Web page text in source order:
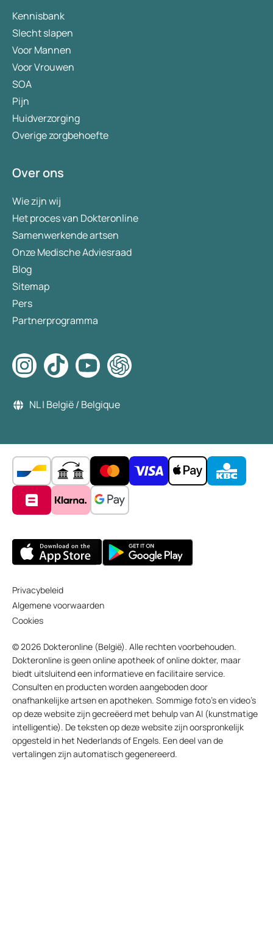
Kennisbank
Slecht slapen
Voor Mannen
Voor Vrouwen
SOA
Pijn
Huidverzorging
Overige zorgbehoefte
Over ons
Wie zijn wij
Het proces van Dokteronline
Samenwerkende artsen
Onze Medische Adviesraad
Blog
Sitemap
Pers
Partnerprogramma
NL | België / Belgique
Privacybeleid
Algemene voorwaarden
Cookies
© 2026 Dokteronline (België). Alle rechten voorbehouden.
Dokteronline is geen online apotheek of online dokter, maar
biedt uitsluitend een informatieve en facilitaire service.
Consulten en producten worden aangeboden door
onafhankelijke artsen en apotheken. Sommige foto’s en video’s
op deze website zijn gecreëerd met behulp van AI (kunstmatige
intelligentie). De teksten op deze website zijn oorspronkelijk
opgesteld in het Nederlands of Engels. Een deel van de
vertalingen zijn automatisch gegenereerd.